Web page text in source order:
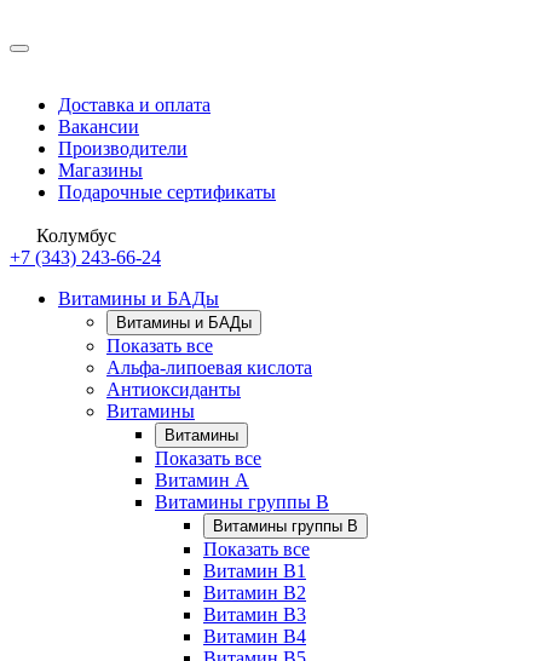
Доставка и оплата
Вакансии
Производители
Магазины
Подарочные сертификаты
Колумбус
+7 (343) 243-66-24
Витамины и БАДы
Витамины и БАДы
Показать все
Альфа-липоевая кислота
Антиоксиданты
Витамины
Витамины
Показать все
Витамин A
Витамины группы B
Витамины группы B
Показать все
Витамин B1
Витамин B2
Витамин B3
Витамин B4